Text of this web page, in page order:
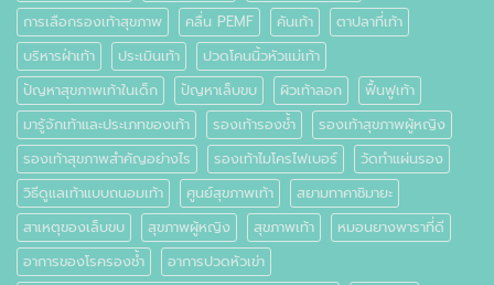
การเลือกรองเท้าสุขภาพ
คลื่น PEMF คันเท้า
ตาปลาที่เท้า
บริหารฝ่าเท้า
ประเมินเท้า
ปวดโคนนิ้วหัวแม่เท้า
ปัญหาสุขภาพเท้าในเด็ก
ปัญหาเล็บขบ ผิวเท้าลอก
ฟื้นฟูเท้า
มารู้จักเท้าและประเภทของเท้า
รองเท้ารองช้ำ
รองเท้าสุขภาพผู้หญิง
รองเท้าสุขภาพสำคัญอย่างไร
รองเท้าไมโครไฟเบอร์
วัดทำแผ่นรอง
วิธีดูแลเท้าแบบถนอมเท้า
ศูนย์สุขภาพเท้า
สยามทาคาชิมายะ
สาเหตุของเล็บขบ
สุขภาพผู้หญิง สุขภาพเท้า
หมอนยางพาราที่ดี
อาการของโรครองช้ำ
อาการปวดหัวเข่า